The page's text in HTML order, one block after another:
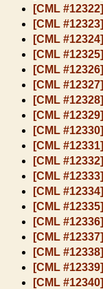
[CML #12322]
[CML #12323]
[CML #12324]
[CML #12325]
[CML #12326]
[CML #12327]
[CML #12328]
[CML #12329]
[CML #12330]
[CML #12331]
[CML #12332]
[CML #12333]
[CML #12334]
[CML #12335]
[CML #12336]
[CML #12337]
[CML #12338]
[CML #12339]
[CML #12340]